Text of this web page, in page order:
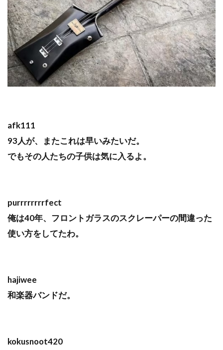
afk111
93人が、またこれは早いみたいだ。
でもその人たちの子供は気に入るよ。
purrrrrrrrfect
俺は40年、フロントガラスのスクレーパーの間違った
使い方をしてたわ。
hajiwee
和楽器バンドだ。
kokusnoot420